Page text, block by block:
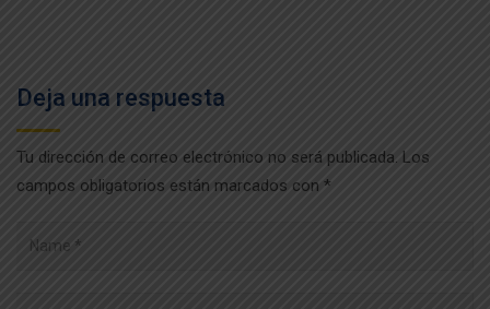
Deja una respuesta
Tu dirección de correo electrónico no será publicada. Los
campos obligatorios están marcados con *